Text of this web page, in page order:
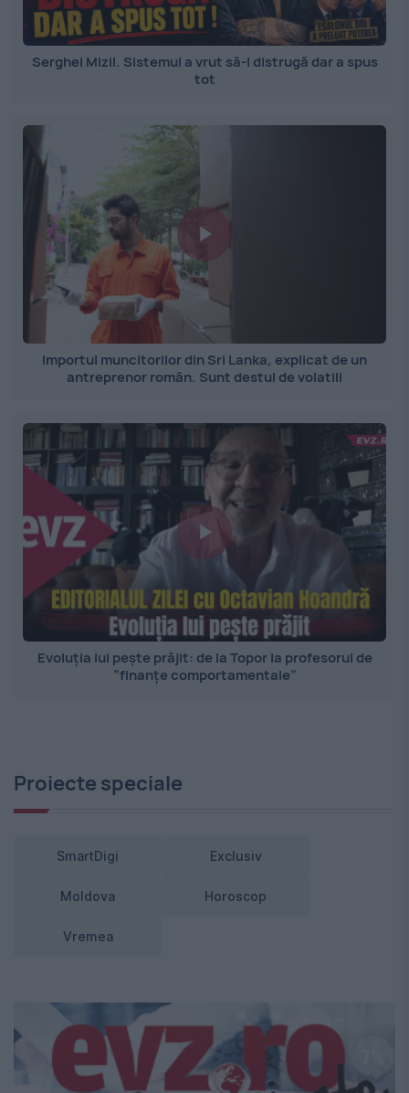
Serghei Mizil. Sistemul a vrut să-l distrugă dar a spus
tot
Importul muncitorilor din Sri Lanka, explicat de un
antreprenor român. Sunt destul de volatili
Evoluția lui pește prăjit: de la Topor la profesorul de
”finanțe comportamentale”
Proiecte speciale
SmartDigi Exclusiv
Moldova Horoscop
Vremea